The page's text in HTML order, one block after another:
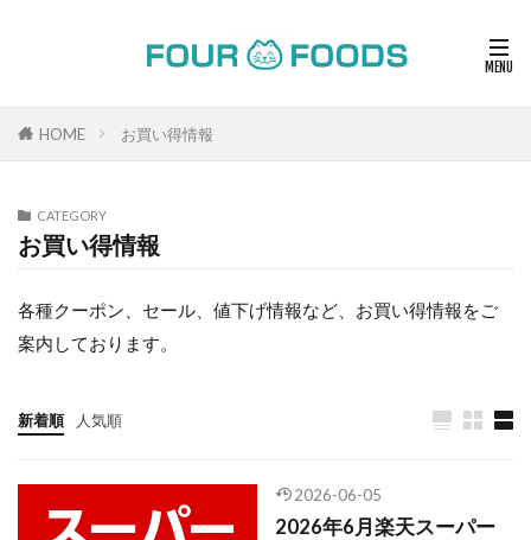
HOME お買い得情報
CATEGORY
お買い得情報
各種クーポン、セール、値下げ情報など、お買い得情報をご
案内しております。
新着順 人気順
2026-06-05
2026年6月楽天スーパー